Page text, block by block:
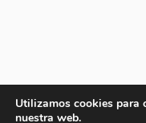
Utilizamos cookies para
nuestra web.